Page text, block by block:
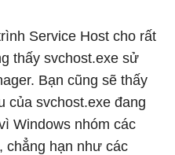
Service Host cho rất
thấy svchost.exe sử
Bạn cũng sẽ thấy
của svchost.exe đang
Windows nhóm các
hạn như các